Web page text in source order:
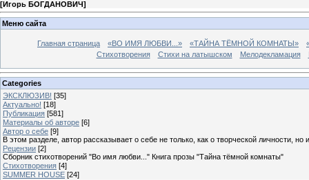
[Игорь БОГДАНОВИЧ]
Меню сайта
Главная страница «ВО ИМЯ ЛЮБВИ...» «ТАЙНА ТЁМНОЙ КОМНАТЫ»
Стихотворения
Стихи на латышском Мелодекламация
Categories
ЭКСКЛЮЗИВ! [35]
Актуально! [18]
Публикация [581]
Материалы об авторе [6]
Автор о себе [9]
В этом разделе, автор рассказывает о себе не только, как о творческой личности,
Рецензии [2]
Сборник стихотворений "Во имя любви..." Книга прозы "Тайна тёмной комнаты"
Стихотворения [4]
SUMMER HOUSE [24]